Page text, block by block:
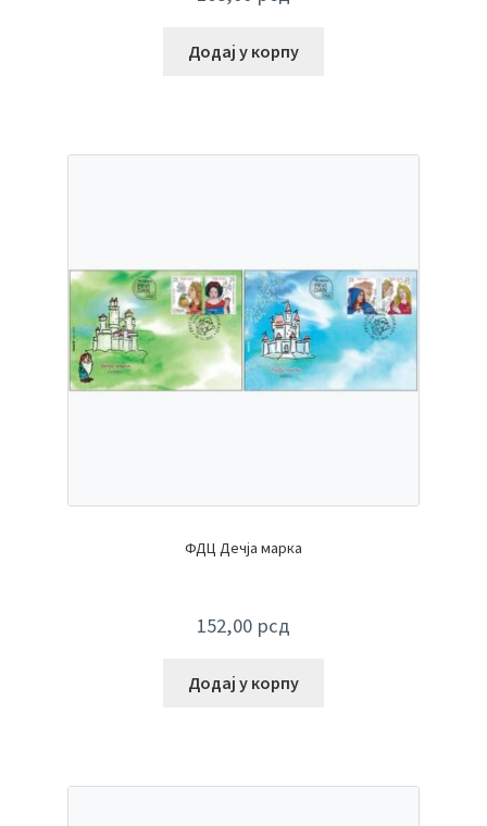
Додај у корпу
ФДЦ Дечја марка
152,00 рсд
Додај у корпу